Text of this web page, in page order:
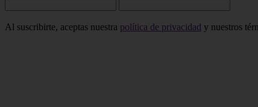
Al suscribirte, aceptas nuestra política de privacidad y nuestros